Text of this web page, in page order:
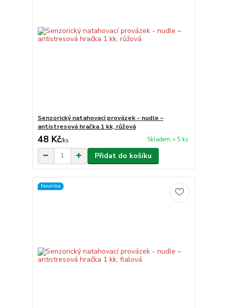
Senzorický natahovací provázek - nudle –
antistresová hračka 1 kk, růžová
48 Kč/ks Skladem > 5 ks
Přidat do košíku
Novinka